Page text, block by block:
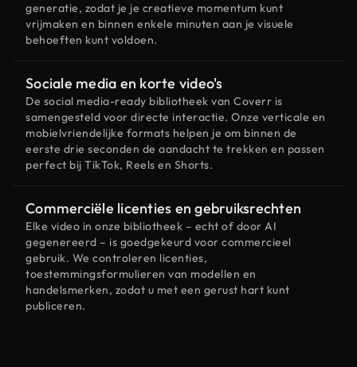
generatie, zodat je je creatieve momentum kunt
vrijmaken en binnen enkele minuten aan je visuele
behoeften kunt voldoen.
Sociale media en korte video's
De social media-ready bibliotheek van Coverr is
samengesteld voor directe interactie. Onze verticale en
mobielvriendelijke formats helpen je om binnen de
eerste drie seconden de aandacht te trekken en passen
perfect bij TikTok, Reels en Shorts.
Commerciële licenties en gebruiksrechten
Elke video in onze bibliotheek – echt of door AI
gegenereerd – is goedgekeurd voor commercieel
gebruik. We controleren licenties,
toestemmingsformulieren van modellen en
handelsmerken, zodat u met een gerust hart kunt
publiceren.